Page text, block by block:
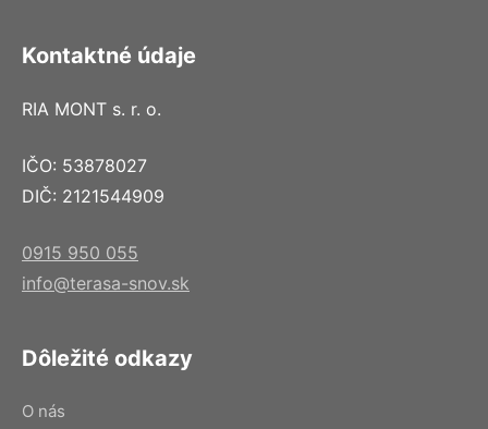
Kontaktné údaje
RIA MONT s. r. o.
IČO: 53878027
DIČ: 2121544909
0915 950 055
info@terasa-snov.sk
Dôležité odkazy
O nás